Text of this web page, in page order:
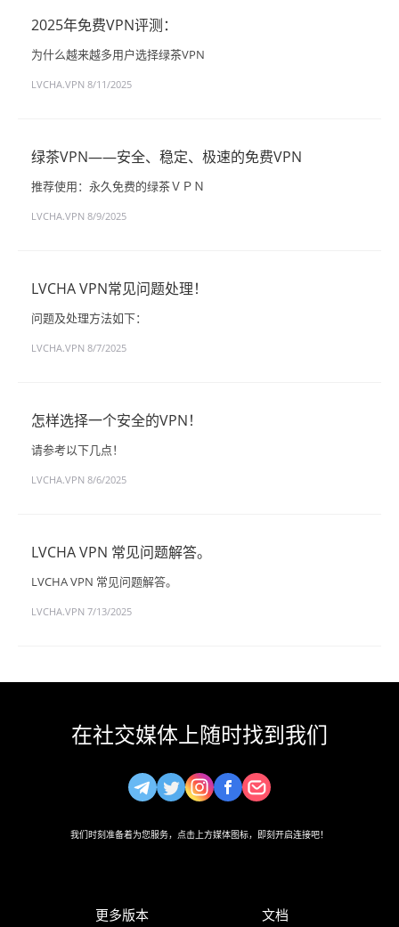
2025年免费VPN评测：
为什么越来越多用户选择绿茶VPN
LVCHA.VPN 8/11/2025
绿茶VPN——安全、稳定、极速的免费VPN
推荐使用：永久免费的绿茶ＶＰＮ
LVCHA.VPN 8/9/2025
LVCHA VPN常见问题处理！
问题及处理方法如下：
LVCHA.VPN 8/7/2025
怎样选择一个安全的VPN！
请参考以下几点！
LVCHA.VPN 8/6/2025
LVCHA VPN 常见问题解答。
LVCHA VPN 常见问题解答。
LVCHA.VPN 7/13/2025
在社交媒体上随时找到我们
我们时刻准备着为您服务，点击上方媒体图标，即刻开启连接吧！
更多版本 文档